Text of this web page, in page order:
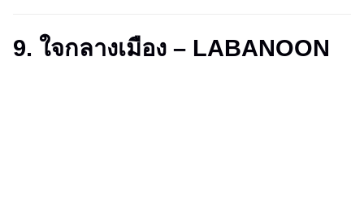
9. ใจกลางเมือง – LABANOON